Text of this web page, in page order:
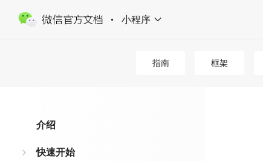
小程序
指南 框架
介绍
快速开始